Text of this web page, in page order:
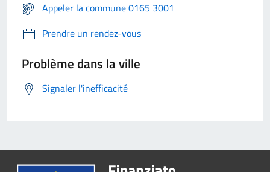
Appeler la commune 0165 3001
Prendre un rendez-vous
Problème dans la ville
Signaler l'inefficacité